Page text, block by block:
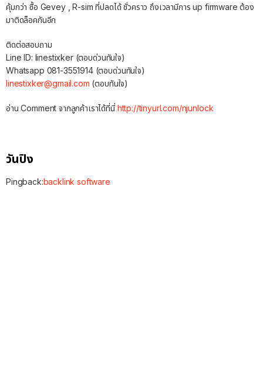
คุ้มกว่า ซื้อ Gevey , R-sim ที่ปลดได้ ชั่วคราว ถึงเวลามีการ up firmware ต้อง
มาติดล็อคกันอีก
ติดต่อสอบถาม
Line ID: linestixker (ตอบด่วนทันใจ)
Whatsapp 081-3551914 (ตอบด่วนทันใจ)
linestixker@gmail.com (ตอบทันใจ)
อ่าน Comment จากลูกค้าเราได้ที่นี่ http://tinyurl.com/njunlock
วันปิง
Pingback:backlink software